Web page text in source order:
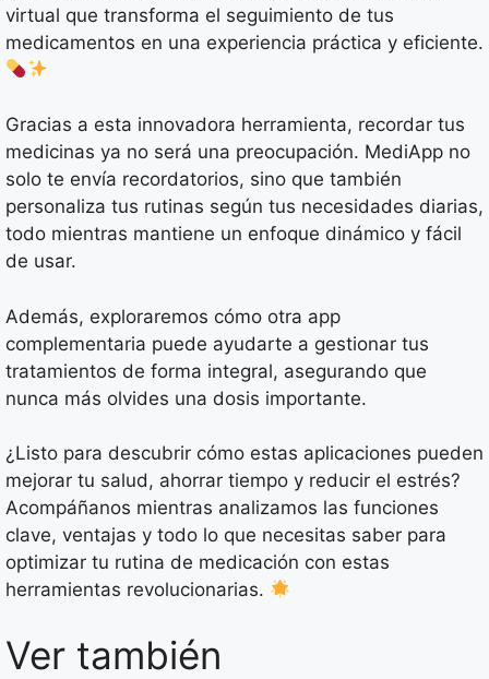
virtual que transforma el seguimiento de tus
medicamentos en una experiencia práctica y eficiente.
Gracias a esta innovadora herramienta, recordar tus
medicinas ya no será una preocupación. MediApp no
solo te envía recordatorios, sino que también
personaliza tus rutinas según tus necesidades diarias,
todo mientras mantiene un enfoque dinámico y fácil
de usar.
Además, exploraremos cómo otra app
complementaria puede ayudarte a gestionar tus
tratamientos de forma integral, asegurando que
nunca más olvides una dosis importante.
¿Listo para descubrir cómo estas aplicaciones pueden
mejorar tu salud, ahorrar tiempo y reducir el estrés?
Acompáñanos mientras analizamos las funciones
clave, ventajas y todo lo que necesitas saber para
optimizar tu rutina de medicación con estas
herramientas revolucionarias.
Ver también